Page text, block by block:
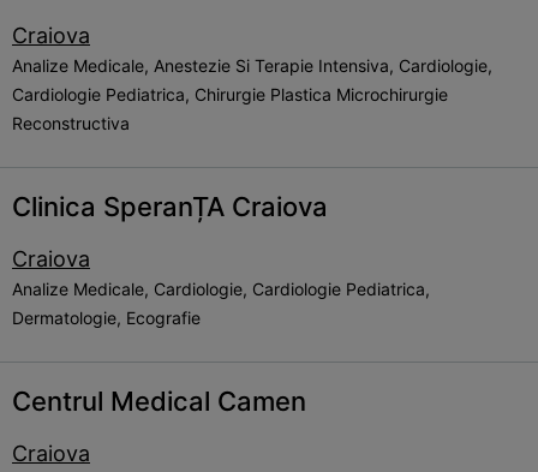
Craiova
Analize Medicale, Anestezie Si Terapie Intensiva, Cardiologie,
Cardiologie Pediatrica, Chirurgie Plastica Microchirurgie
Reconstructiva
Clinica SperanȚA Craiova
Craiova
Analize Medicale, Cardiologie, Cardiologie Pediatrica,
Dermatologie, Ecografie
Centrul Medical Camen
Craiova